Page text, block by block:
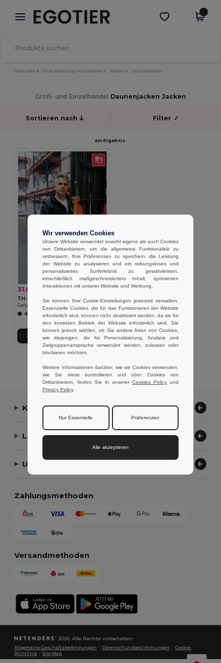
× Egotier App
Bessere Preise in der App!
App holen
Startseite Basic Kleidung | Accessoires Jacken Daunenjacken
Groß- und Einzelhandel Daunenjacken Jacken
Sortieren nach Filter ✓
ein Ergebnis.
31,85 € -31%
TH Clothes 30251
Gefütterte Polyesterjacke (Unisex)
In den Warenkorb
Kontaktieren Sie uns
Lassen Sie uns helfen
Unser Unternehmen
Zahlungsmethoden
Versandmethoden
2026. Alle Rechte vorbehalten
Allgemeine Geschäftsbedingungen Datenschutzbestimmungen |Cookie-
Richtlinie |Site Map
Wir verwenden Cookies
Unsere Website verwendet sowohl eigene als auch Cookies
von Drittanbietern, um die allgemeine Funktionalität zu
verbessern, Ihre Präferenzen zu speichern, die Leistung
der Website zu analysieren und ein reibungsloses und
personalisiertes Surferlebnis zu gewährleisten,
einschließlich maßgeschneidertem Inhalt, optimierten
Interaktionen mit unserer Website und Werbung.
Sie können Ihre Cookie-Einstellungen jederzeit verwalten.
Essenzielle Cookies, die für das Funktionieren der Website
erforderlich sind, können nicht deaktiviert werden, da sie für
den korrekten Betrieb der Website erforderlich sind. Sie
können jedoch wählen, ob Sie andere Arten von Cookies,
wie diejenigen, die für Personalisierung, Analyse und
Zielgruppenansprache verwendet werden, zulassen oder
blockieren möchten.
Weitere Informationen darüber, wie wir Cookies verwenden,
wie Sie diese kontrollieren und über Cookies von
Drittanbietern, finden Sie in unserer Cookies Policy und
Privacy Policy.
Nur Essentielle Präferenzen
Alle akzeptieren